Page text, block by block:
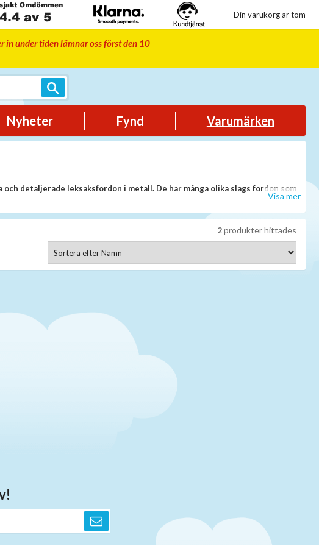
Din varukorg är tom
in under tiden lämnar oss först den 10
Nyheter Fynd Varumärken
detaljerade leksaksfordon i metall. De har många olika slags fordon som
Visa mer
2produkter hittades